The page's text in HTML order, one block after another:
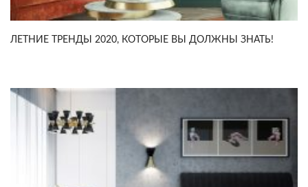
ЛЕТНИЕ ТРЕНДЫ 2020, КОТОРЫЕ ВЫ ДОЛЖНЫ ЗНАТЬ!